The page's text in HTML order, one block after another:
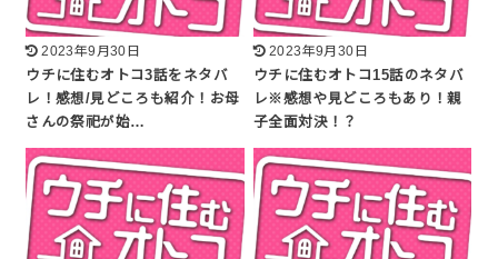
2023年9月30日
ウチに住むオトコ3話をネタバ
レ！感想/見どころも紹介！お母
さんの祭祀が始…
2023年9月30日
ウチに住むオトコ15話のネタバ
レ※感想や見どころもあり！親
子全面対決！？